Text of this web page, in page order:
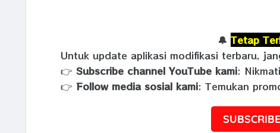
🔔 Tetap
Untuk update aplikasi modifikasi terbaru,
👉 Subscribe channel YouTube kami:
👉 Follow media sosial kami: Temukan